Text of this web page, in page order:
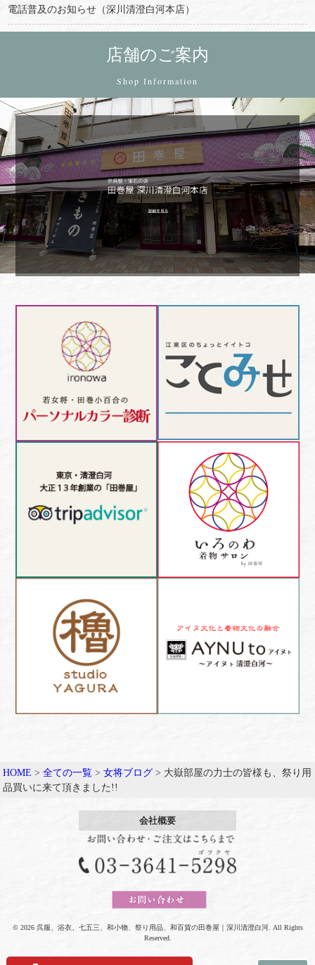
電話普及のお知らせ（深川清澄白河本店）
店舗のご案内
Shop Information
HOME >全ての一覧 >女将ブログ > 大嶽部屋の力士の皆様も、祭り用
品買いに来て頂きました!!
会社概要
© 2026 呉服、浴衣、七五三、和小物、祭り用品、和百貨の田巻屋｜深川清澄白河. All Rights
Reserved.